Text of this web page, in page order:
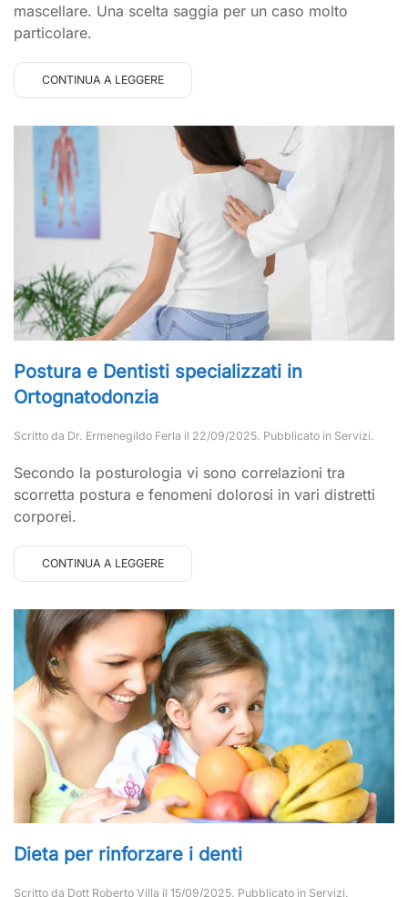
mascellare. Una scelta saggia per un caso molto
particolare.
CONTINUA A LEGGERE
Postura e Dentisti specializzati in
Ortognatodonzia
Scritto da Dr. Ermenegildo Ferla il 22/09/2025. Pubblicato in Servizi.
Secondo la posturologia vi sono correlazioni tra
scorretta postura e fenomeni dolorosi in vari distretti
corporei.
CONTINUA A LEGGERE
Dieta per rinforzare i denti
Scritto da Dott Roberto Villa il 15/09/2025. Pubblicato in Servizi.